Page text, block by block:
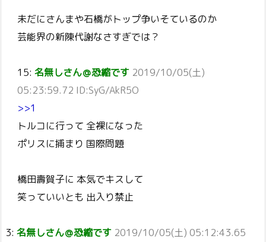
未だにさんまや石橋がトップ争いそているのか
芸能界の新陳代謝なさすぎでは？
15: 名無しさん＠恐縮です 2019/10/05(土)
05:23:59.72 ID:SyG/AkR5O
>>1
トルコに行って 全裸になった
ポリスに捕まり 国際問題
橋田壽賀子に 本気でキスして
笑っていいとも 出入り禁止
3: 名無しさん＠恐縮です 2019/10/05(土) 05:12:43.65